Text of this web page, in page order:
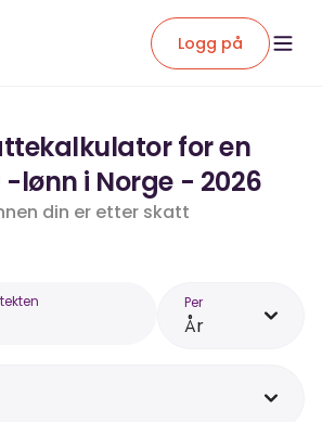
Logg på
for en
-lønn i Norge - 2026
din er etter skatt
Per
År